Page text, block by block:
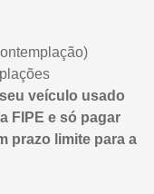
veículo usado
FIPE e só pagar
prazo limite para a